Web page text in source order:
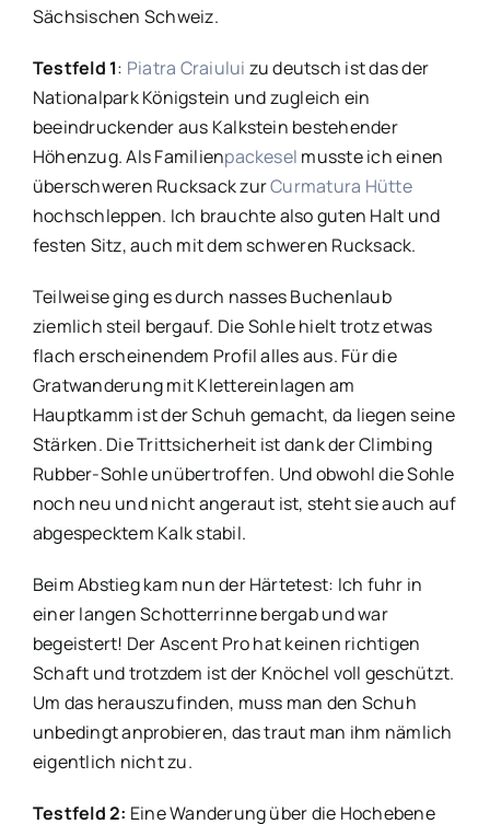
Sächsischen Schweiz.
Testfeld 1: Piatra Craiului zu deutsch ist das der
Nationalpark Königstein und zugleich ein
beeindruckender aus Kalkstein bestehender
Höhenzug. Als Familienpackesel musste ich einen
überschweren Rucksack zurCurmatura Hütte
hochschleppen. Ich brauchte also guten Halt und
festen Sitz, auch mit dem schweren Rucksack.
Teilweise ging es durch nasses Buchenlaub
ziemlich steil bergauf. Die Sohle hielt trotz etwas
flach erscheinendem Profil alles aus. Für die
Gratwanderung mit Klettereinlagen am
Hauptkamm ist der Schuh gemacht, da liegen seine
Stärken. Die Trittsicherheit ist dank der Climbing
Rubber-Sohle unübertroffen. Und obwohl die Sohle
noch neu und nicht angeraut ist, steht sie auch auf
abgespecktem Kalk stabil.
Beim Abstieg kam nun der Härtetest: Ich fuhr in
einer langen Schotterrinne bergab und war
begeistert! Der Ascent Pro hat keinen richtigen
Schaft und trotzdem ist der Knöchel voll geschützt.
Um das herauszufinden, muss man den Schuh
unbedingt anprobieren, das traut man ihm nämlich
eigentlich nicht zu.
Testfeld 2: Eine Wanderung über die Hochebene